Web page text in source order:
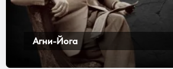
Агни-Йога